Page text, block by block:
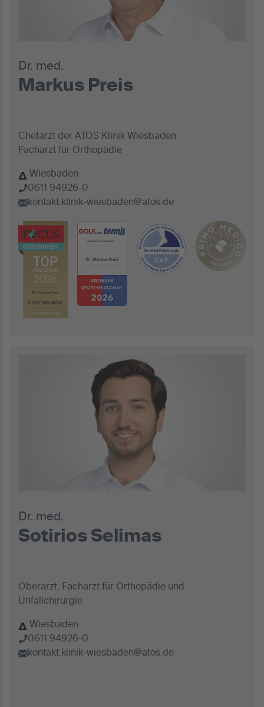
Dr. med.
Markus Preis
Chefarzt der ATOS Klinik Wiesbaden
Facharzt für Orthopädie
Wiesbaden
0611 94926-0
kontakt.klinik-wiesbaden@atos.de
Dr. med.
Sotirios Selimas
Oberarzt, Facharzt für Orthopädie und
Unfallchirurgie
Wiesbaden
0611 94926-0
kontakt.klinik-wiesbaden@atos.de